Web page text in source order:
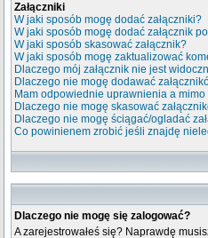
Załączniki
W jaki sposób mogę dodać załączniki?
W jaki sposób mogę dodać załącznik
W jaki sposób skasować załącznik?
W jaki sposób mogę zaktualizować
Dlaczego mój załącznik nie jest
Dlaczego nie mogę dodawać
Mam odpowiednie uprawnienia a
Dlaczego nie mogę skasować
Dlaczego nie mogę ściągać/ogladać
Co powinienem zrobić jeśli znajdę
Dlaczego nie mogę się zalogować?
A zarejestrowałeś się? Naprawdę